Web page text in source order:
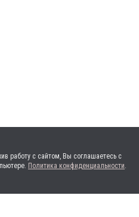
работу с сайтом, Вы соглашаетесь с
Политика конфиденциальности.